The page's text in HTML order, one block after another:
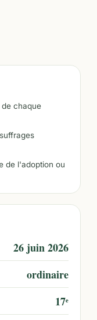
chaque
de l'adoption ou
26 juin 2026
ordinaire
17ᵉ